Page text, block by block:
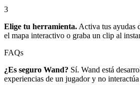
3
Elige tu herramienta. Activa tus ayudas
el mapa interactivo o graba un clip al
FAQs
¿Es seguro Wand? Sí. Wand está
experiencias de un jugador y no